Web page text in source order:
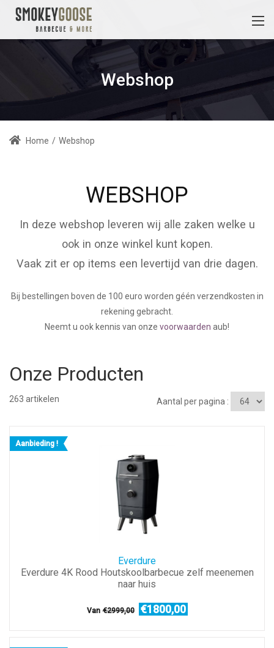
Webshop
Home / Webshop
WEBSHOP
In deze webshop leveren wij alle zaken welke u
ook in onze winkel kunt kopen.
Vaak zit er op items een levertijd van drie dagen.
Bij bestellingen boven de 100 euro worden géén verzendkosten in
rekening gebracht.
Neemt u ook kennis van onze voorwaarden aub!
Onze Producten
Aantal per pagina :
263 artikelen
Everdure
Everdure 4K Rood Houtskoolbarbecue zelf meenemen
naar huis
Van €2999,00 €1800,00
Aanbieding !